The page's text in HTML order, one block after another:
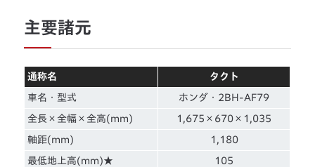
主要諸元
通称名 タクト
車名・型式 ホンダ・2BH-AF79
全長×全幅×全高(mm) 1,675×670×1,035
軸距(mm) 1,180
最低地上高(mm)★ 105